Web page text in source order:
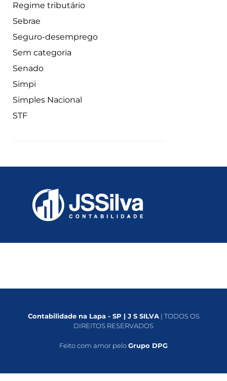
Regime tributário
Sebrae
Seguro-desemprego
Sem categoria
Senado
Simpi
Simples Nacional
STF
Contabilidade na Lapa - SP | J S SILVA| TODOS OS
DIREITOS RESERVADOS
Feito com amor peloGrupo DPG